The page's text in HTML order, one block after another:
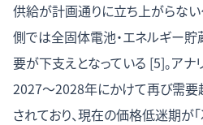
供給が計画通りに立ち上がらない
側では全固体電池・エネルギー
要が下支えとなっている [5]。アナ
2027〜2028年にかけて再び需
されており、現在の価格低迷期が